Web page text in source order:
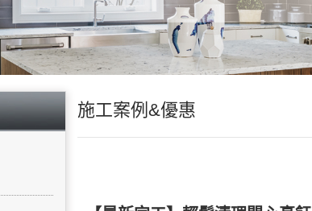
施工案例&優惠